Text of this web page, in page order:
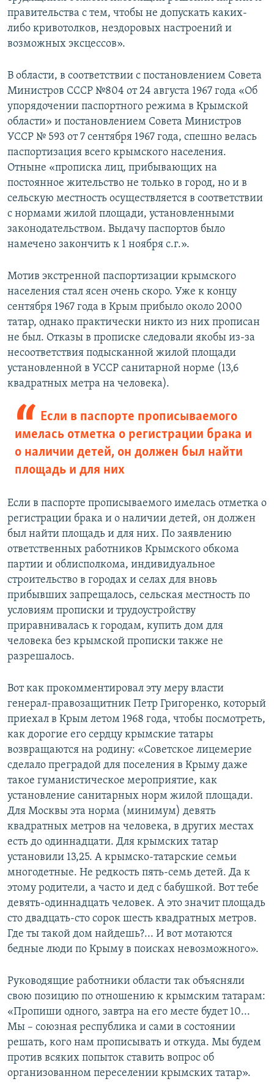
правительства с тем, чтобы не допускать каких-
либо кривотолков, нездоровых настроений и
возможных эксцессов».
В области, в соответствии с постановлением Совета
Министров СССР №804 от 24 августа 1967 года «Об
упорядочении паспортного режима в Крымской
области» и постановлением Совета Министров
УССР № 593 от 7 сентября 1967 года, спешно велась
паспортизация всего крымского населения.
Отныне «прописка лиц, прибывающих на
постоянное жительство не только в город, но и в
сельскую местность осуществляется в соответствии
с нормами жилой площади, установленными
законодательством. Выдачу паспортов было
намечено закончить к 1 ноября с.г.».
Мотив экстренной паспортизации крымского
населения стал ясен очень скоро. Уже к концу
сентября 1967 года в Крым прибыло около 2000
татар, однако практически никто из них прописан
не был. Отказы в прописке следовали якобы из-за
несоответствия подысканной жилой площади
установленной в УССР санитарной норме (13,6
квадратных метра на человека).
Если в паспорте прописываемого
имелась отметка о регистрации брака и
о наличии детей, он должен был найти
площадь и для них
Если в паспорте прописываемого имелась отметка о
регистрации брака и о наличии детей, он должен
был найти площадь и для них. По заявлению
ответственных работников Крымского обкома
партии и облисполкома, индивидуальное
строительство в городах и селах для вновь
прибывших запрещалось, сельская местность по
условиям прописки и трудоустройству
приравнивалась к городам, купить дом для
человека без крымской прописки также не
разрешалось.
Вот как прокомментировал эту меру власти
генерал-правозащитник Петр Григоренко, который
приехал в Крым летом 1968 года, чтобы посмотреть,
как дорогие его сердцу крымские татары
возвращаются на родину: «Советское лицемерие
сделало преградой для поселения в Крыму даже
такое гуманистическое мероприятие, как
установление санитарных норм жилой площади.
Для Москвы эта норма (минимум) девять
квадратных метров на человека, в других местах
есть до одиннадцати. Для крымских татар
установили 13,25. А крымско-татарские семьи
многодетные. Не редкость пять-семь детей. Да к
этому родители, а часто и дед с бабушкой. Вот тебе
девять-одиннадцать человек. А это значит площадь
сто двадцать-сто сорок шесть квадратных метров.
Где ты такой дом найдешь?... И вот мотаются
бедные люди по Крыму в поисках невозможного».
Руководящие работники области так объясняли
свою позицию по отношению к крымским татарам:
«Пропиши одного, завтра на его месте будет 10...
Мы – союзная республика и сами в состоянии
решать, кого нам прописывать и откуда. Мы будем
против всяких попыток ставить вопрос об
организованном переселении крымских татар».